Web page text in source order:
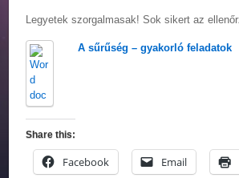
Legyetek szorgalmasak! Sok sikert az
A sűrűség – gyakorló feladatok
Share this:
Facebook Email